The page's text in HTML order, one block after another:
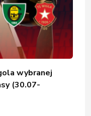
wybranej
(30.07-